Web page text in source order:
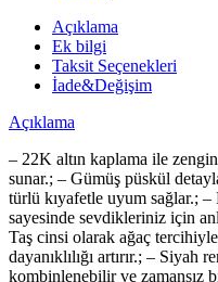
Açıklama
Ek bilgi
Taksit Seçenekleri
İade&Değişim
Açıklama
– 22K altın kaplama ile
sunar.; – Gümüş püskül
türlü kıyafetle uyum sağlar.;
sayesinde sevdikleriniz için
Taş cinsi olarak ağaç
dayanıklılığı artırır.; – Siyah
kombinlenebilir ve zamansız